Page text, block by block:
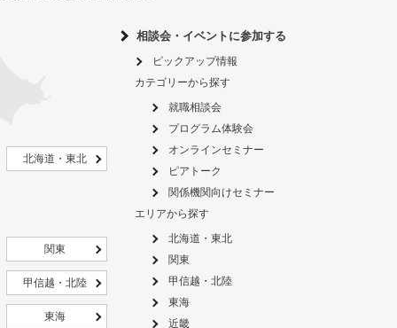
北海道・東北
関東
甲信越・北陸
東海
相談会・イベントに参加する
ピックアップ情報
カテゴリーから探す
就職相談会
プログラム体験会
オンラインセミナー
ピアトーク
関係機関向けセミナー
エリアから探す
北海道・東北
関東
甲信越・北陸
東海
近畿